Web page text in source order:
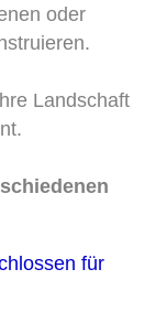
oder
Landschaft
für